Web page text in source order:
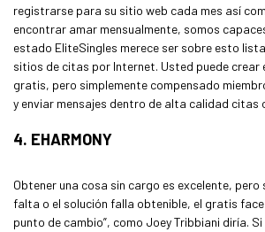
registrarse para su sitio web cada mes así
encontrar amar mensualmente, somos
estado EliteSingles merece ser sobre esto
sitios de citas por Internet. Usted puede
gratis, pero simplemente compensado
y enviar mensajes dentro de alta calidad citas
4. EHARMONY
Obtener una cosa sin cargo es excelente,
falta o el solución falla obtenible, el gratis
punto de cambio”, como Joey Tribbiani diría.